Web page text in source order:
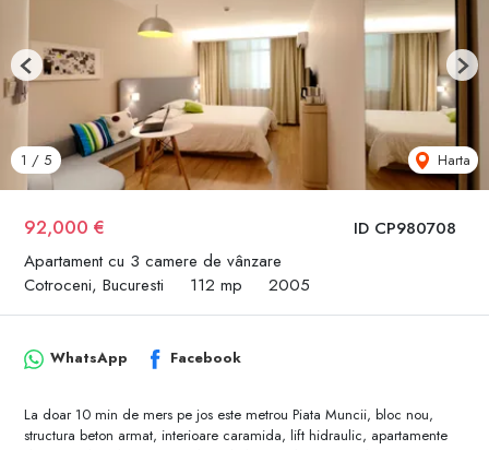
ID CP980708
92,000 €
Apartament cu 3 camere de vânzare
Cotroceni, Bucuresti
112 mp 2005
1 / 5 Harta
Previous Next
WhatsApp Facebook
La doar 10 min de mers pe jos este metrou Piata Muncii, bloc nou,
structura beton armat, interioare caramida, lift hidraulic, apartamente